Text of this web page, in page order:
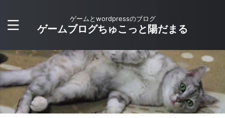
ゲームとwordpressのブログ
ゲームブログちゅこっと陽だまる